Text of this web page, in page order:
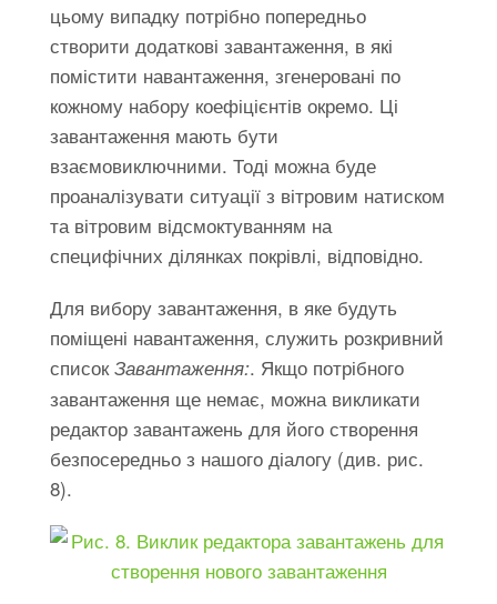
цьому випадку потрібно попередньо
створити додаткові завантаження, в які
помістити навантаження, згенеровані по
кожному набору коефіцієнтів окремо. Ці
завантаження мають бути
взаємовиключними. Тоді можна буде
проаналізувати ситуації з вітровим натиском
та вітровим відсмоктуванням на
специфічних ділянках покрівлі, відповідно.
Для вибору завантаження, в яке будуть
поміщені навантаження, служить розкривний
списокЗавантаження:. Якщо потрібного
завантаження ще немає, можна викликати
редактор завантажень для його створення
безпосередньо з нашого діалогу (див. рис.
8).